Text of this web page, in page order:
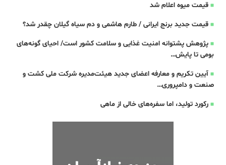
قیمت میوه اعلام شد
قیمت جدید برنج ایرانی / طارم هاشمی و دم سیاه گیلان چقدر شد؟
پژوهش پشتوانه امنیت غذایی و سلامت کشور است/ احیای گونه‌های
بومی تا پایش…
آیین تکریم و معارفه اعضای جدید هیئت‌مدیره شرکت ملی کشت و
صنعت و دامپروری…
رکورد تولید، اما سفره‌های خالی از ماهی